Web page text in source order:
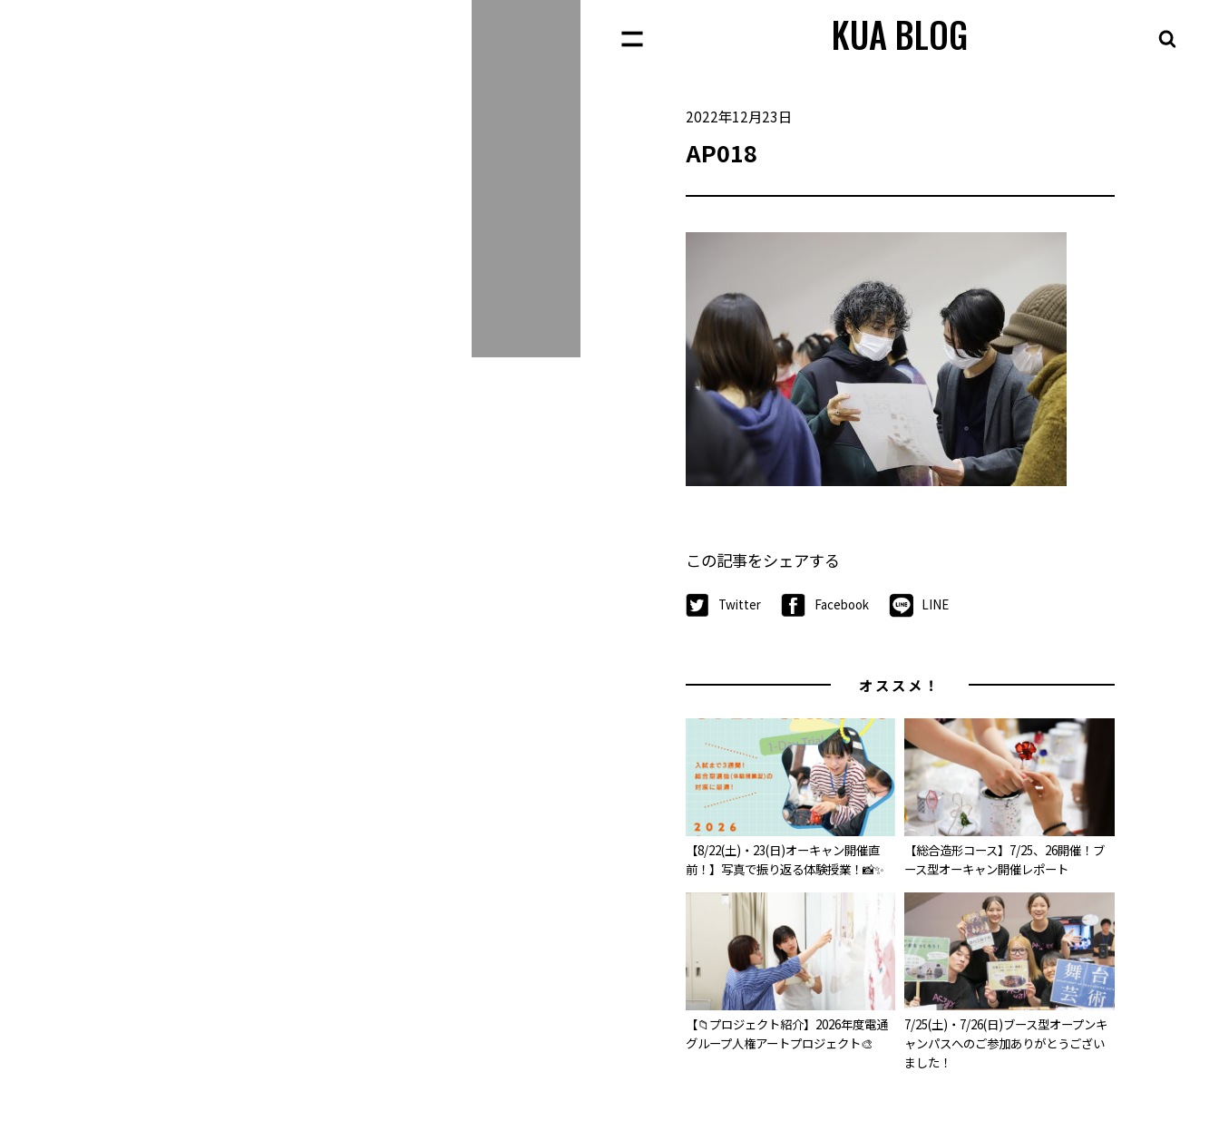
KUA BLOG
2022年12月23日
AP018
この記事をシェアする
Twitter Facebook LINE
オススメ！
【8/22(土)・23(日)オーキャン開催直
前！】写真で振り返る体験授業！📸✨
【総合造形コース】7/25、26開催！ブ
ース型オーキャン開催レポート
【📁プロジェクト紹介】2026年度電通
グループ人権アートプロジェクト🎨
7/25(土)・7/26(日)ブース型オープンキ
ャンパスへのご参加ありがとうござい
ました！